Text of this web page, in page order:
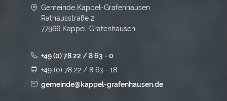
Gemeinde Kappel-Grafenhausen
Rathausstraße 2
77966 Kappel-Grafenhausen
+49 (0) 78 22 / 8 63 - 0
+49 (0) 78 22 / 8 63 - 18
gemeinde@kappel-grafenhausen.de